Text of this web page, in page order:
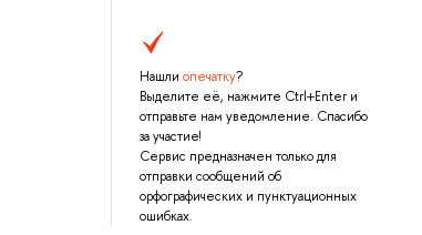
Нашли опечатку?
Выделите её, нажмите Ctrl+Enter и
отправьте нам уведомление. Спасибо
за участие!
Сервис предназначен только для
отправки сообщений об
орфографических и пунктуационных
ошибках.